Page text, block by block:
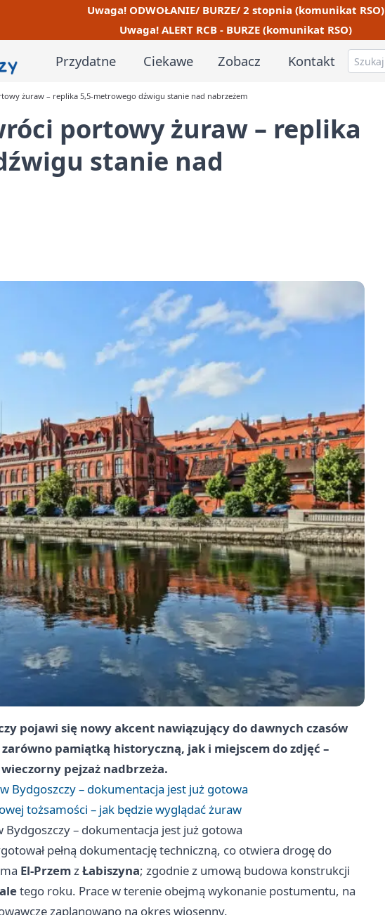
Uwaga! ODWOŁANIE/ BURZE/ 2 stopnia (komunikat RSO)
Uwaga! ALERT RCB - BURZE (komunikat RSO)
Przydatne Ciekawe Zobacz Kontakt
żuraw – replika 5,5-metrowego dźwigu stanie nad nabrzeżem
portowy żuraw – replika
stanie nad
pojawi się nowy akcent nawiązujący do dawnych czasów
pamiątką historyczną, jak i miejscem do zdjęć –
pejzaż nadbrzeża.
Bydgoszczy – dokumentacja jest już gotowa
tożsamości – jak będzie wyglądać żuraw
– dokumentacja jest już gotowa
pełną dokumentację techniczną, co otwiera drogę do
El-PrzemzŁabiszyna; zgodnie z umową budowa konstrukcji
tego roku. Prace w terenie obejmą wykonanie postumentu, na
zaplanowano na okres wiosenny.